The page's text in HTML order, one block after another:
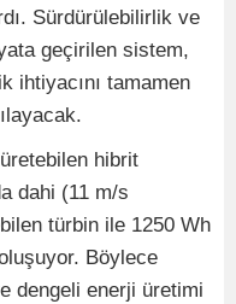
Sürdürülebilirlik ve
geçirilen sistem,
ihtiyacını tamamen
hibrit
dahi (11 m/s
türbin ile 1250 Wh
Böylece
dengeli enerji üretimi